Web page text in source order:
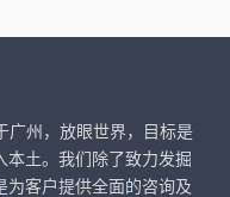
广州，放眼世界，目标是
本土。我们除了致力发掘
为客户提供全面的咨询及